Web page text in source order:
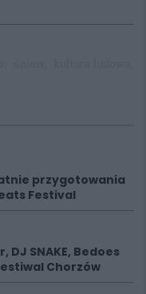
przygotowania
Festival
DJ SNAKE, Bedoes
Chorzów